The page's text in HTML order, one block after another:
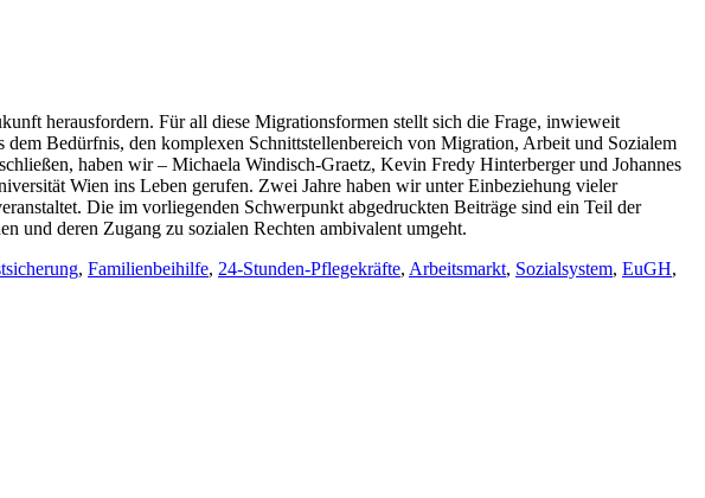
herausfordern. Für all diese Migrationsformen stellt sich die Frage, inwieweit
Bedürfnis, den komplexen Schnittstellenbereich von Migration, Arbeit und Sozialem
haben wir – Michaela Windisch-Graetz, Kevin Fredy Hinterberger und Johannes
Wien ins Leben gerufen. Zwei Jahre haben wir unter Einbeziehung vieler
Die im vorliegenden Schwerpunkt abgedruckten Beiträge sind ein Teil der
und deren Zugang zu sozialen Rechten ambivalent umgeht.
, Familienbeihilfe, 24-Stunden-Pflegekräfte, Arbeitsmarkt, Sozialsystem, EuGH,